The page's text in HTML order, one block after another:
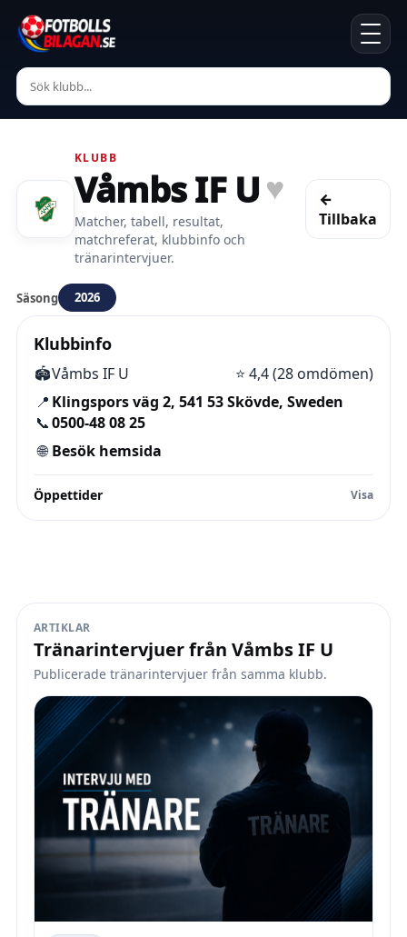
KLUBB
Våmbs IF U ♥
Matcher, tabell, resultat,
matchreferat, klubbinfo och
tränarintervjuer.
←
Tillbaka
Säsong 2026
Klubbinfo
🏟️Våmbs IF U ⭐ 4,4 (28 omdömen)
📍 Klingspors väg 2, 541 53 Skövde, Sweden
📞0500-48 08 25
🌐 Besök hemsida
Öppettider
ARTIKLAR
Tränarintervjuer från Våmbs IF U
Publicerade tränarintervjuer från samma klubb.